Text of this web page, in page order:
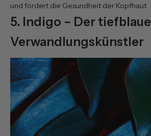
und fördert die Gesundheit der Kopfhaut.
5. Indigo – Der tiefblaue
Verwandlungskünstler